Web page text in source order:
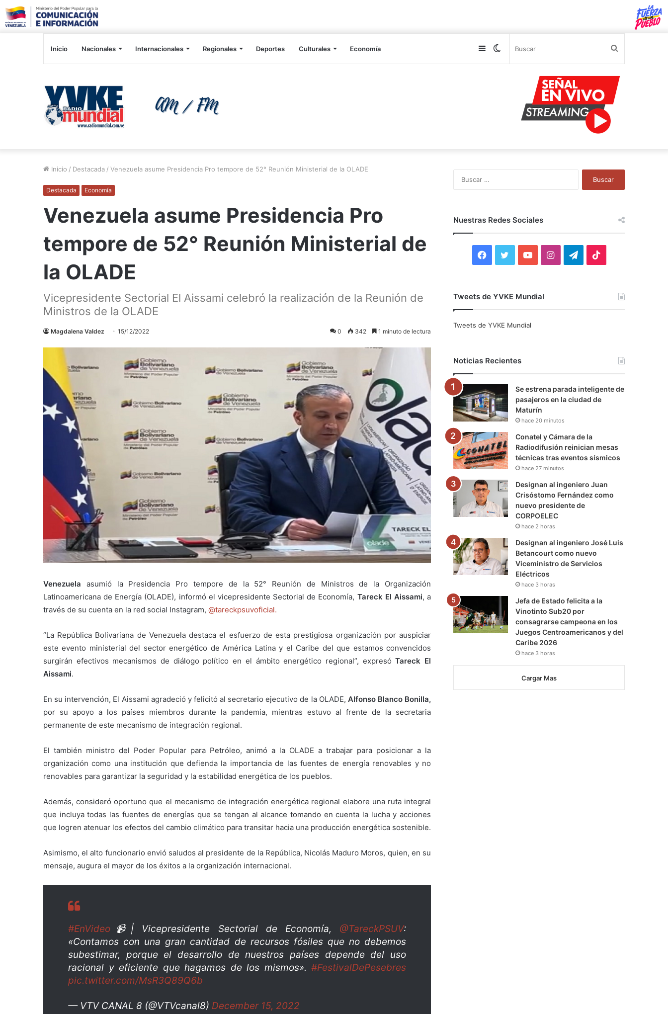
Inicio Nacionales Internacionales Regionales Deportes Culturales Economía Switch
Sidebar
Inicio / Destacada / Venezuela asume Presidencia Pro tempore de 52° Reunión Ministerial de la OLADE
Destacada Economía
Venezuela asume Presidencia Pro
tempore de 52° Reunión Ministerial de
la OLADE
Vicepresidente Sectorial El Aissami celebró la realización de la Reunión de
Ministros de la OLADE
Magdalena Valdez 15/12/2022 0 342 1 minuto de lectura
Venezuela asumió la Presidencia Pro tempore de la 52° Reunión de Ministros de la Organización
Latinoamericana de Energía (OLADE), informó el vicepresidente Sectorial de Economía, Tareck El Aissami, a
través de su cuenta en la red social Instagram, @tareckpsuvoficial.
“La República Bolivariana de Venezuela destaca el esfuerzo de esta prestigiosa organización por auspiciar
este evento ministerial del sector energético de América Latina y el Caribe del que estamos convencidos
surgirán efectivos mecanismos de diálogo político en el ámbito energético regional”, expresóTareck El
Aissami.
En su intervención, El Aissami agradeció y felicitó al secretario ejecutivo de la OLADE, Alfonso Blanco Bonilla,
por su apoyo a los países miembros durante la pandemia, mientras estuvo al frente de la secretaria
permanente de este mecanismo de integración regional.
El también ministro del Poder Popular para Petróleo, animó a la OLADE a trabajar para posicionar a la
organización como una institución que defienda la importancia de las fuentes de energía renovables y no
renovables para garantizar la seguridad y la estabilidad energética de los pueblos.
Además, consideró oportuno que el mecanismo de integración energética regional elabore una ruta integral
que incluya todas las fuentes de energías que se tengan al alcance tomando en cuenta la lucha y acciones
que logren atenuar los efectos del cambio climático para transitar hacia una producción energética sostenible.
Asimismo, el alto funcionario envió saludos al presidente de la República, Nicolás Maduro Moros, quien, en su
mensaje, augura el mayor de los éxitos a la organización internacional.
#EnVideo 📹| Vicepresidente Sectorial de Economía, @TareckPSUV:
«Contamos con una gran cantidad de recursos fósiles que no debemos
subestimar, porque el desarrollo de nuestros países depende del uso
racional y eficiente que hagamos de los mismos». #FestivalDePesebres
pic.twitter.com/MsR3Q89Q6b
— VTV CANAL 8 (@VTVcanal8) December 15, 2022
Nuestras Redes Sociales
F
c
o
k
i
r
Y
u
e
I
r
a
T
a
m
Tweets de YVKE Mundial
Tweets de YVKE Mundial
Noticias Recientes
Se estrena parada inteligente de
pasajeros en la ciudad de
Maturín
hace 20 minutos
Conatel y Cámara de la
Radiodifusión reinician mesas
técnicas tras eventos sísmicos
hace 27 minutos
Designan al ingeniero Juan
Crisóstomo Fernández como
nuevo presidente de
CORPOELEC
hace 2 horas
Designan al ingeniero José Luis
Betancourt como nuevo
Viceministro de Servicios
Eléctricos
hace 3 horas
Jefa de Estado felicita a la
Vinotinto Sub20 por
consagrarse campeona en los
Juegos Centroamericanos y del
Caribe 2026
hace 3 horas
Cargar Mas